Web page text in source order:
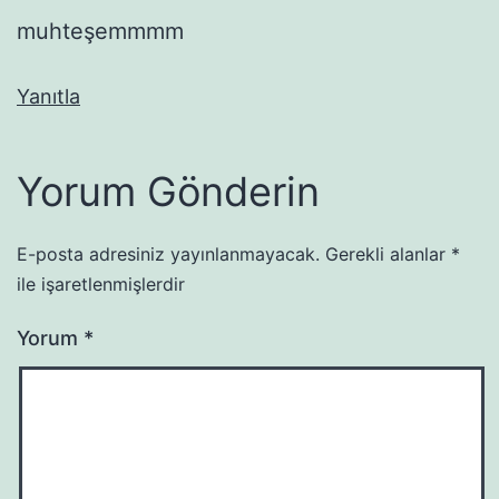
muhteşemmmm
Yanıtla
Yorum Gönderin
E-posta adresiniz yayınlanmayacak. Gerekli alanlar *
ile işaretlenmişlerdir
Yorum *